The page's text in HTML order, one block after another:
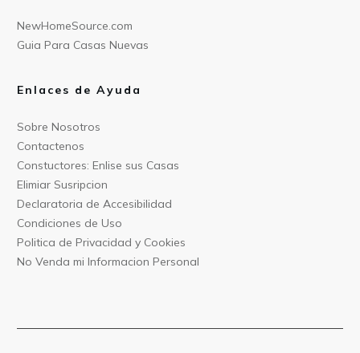
NewHomeSource.com
Guia Para Casas Nuevas
Enlaces de Ayuda
Sobre Nosotros
Contactenos
Constuctores: Enlise sus Casas
Elimiar Susripcion
Declaratoria de Accesibilidad
Condiciones de Uso
Politica de Privacidad y Cookies
No Venda mi Informacion Personal